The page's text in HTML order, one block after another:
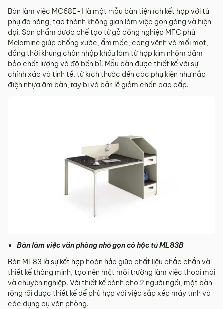
Bàn làm việc MC68E-1 là một mẫu bàn tiện ích kết hợp với tủ
phụ đa năng, tạo thành không gian làm việc gọn gàng và hiện
đại. Sản phẩm được chế tạo từ gỗ công nghiệp MFC phủ
Melamine giúp chống xước, ẩm mốc, cong vênh và mối mọt,
đồng thời khung chân nhập khẩu làm từ hợp kim nhôm đảm
bảo chất lượng và độ bền bỉ. Mẫu bàn được thiết kế với sự
chính xác và tinh tế, từ kích thước đến các phụ kiện như nắp
điện nhựa âm bàn, ray bi và bản lề giảm chấn cao cấp.
Bàn làm việc văn phòng nhỏ gọn có hộc tủ ML83B
Bàn ML83 là sự kết hợp hoàn hảo giữa chất liệu chắc chắn và
thiết kế thông minh, tạo nên một môi trường làm việc thoải mái
và chuyên nghiệp. Với thiết kế dành cho 2 người ngồi, mặt bàn
rộng rãi được thiết kế để phù hợp với việc sắp xếp máy tính và
các dụng cụ văn phòng.